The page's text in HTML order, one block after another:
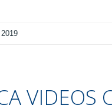
VIDEOS